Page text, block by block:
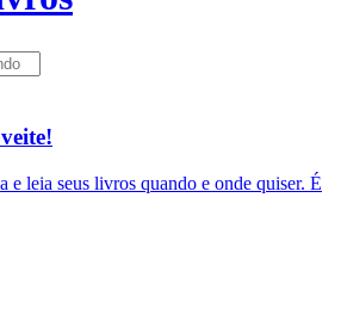
e leia seus livros quando e onde quiser. É